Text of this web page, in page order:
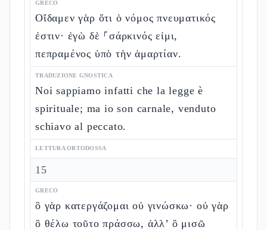
GRECO
Οἴδαμεν γὰρ ὅτι ὁ νόμος πνευματικός
ἐστιν· ἐγὼ δὲ ⸀σάρκινός εἰμι,
πεπραμένος ὑπὸ τὴν ἁμαρτίαν.
TRADUZIONE GNOSTICA
Noi sappiamo infatti che la legge è
spirituale; ma io son carnale, venduto
schiavo al peccato.
LETTURA ORTODOSSA
15
GRECO
ὃ γὰρ κατεργάζομαι οὐ γινώσκω· οὐ γὰρ
ὃ θέλω τοῦτο πράσσω, ἀλλ’ ὃ μισῶ